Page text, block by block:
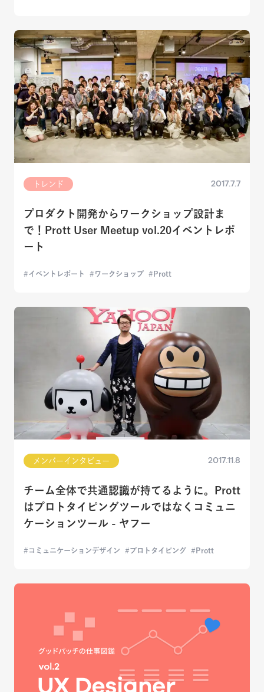
トレンド 2017.7.7
プロダクト開発からワークショップ設計ま
で！Prott User Meetup vol.20イベントレポ
ート
イベントレポート ワークショップ Prott
メンバーインタビュー 2017.11.8
チーム全体で共通認識が持てるように。Prott
はプロトタイピングツールではなくコミュニ
ケーションツール - ヤフー
コミュニケーションデザイン プロトタイピング Prott